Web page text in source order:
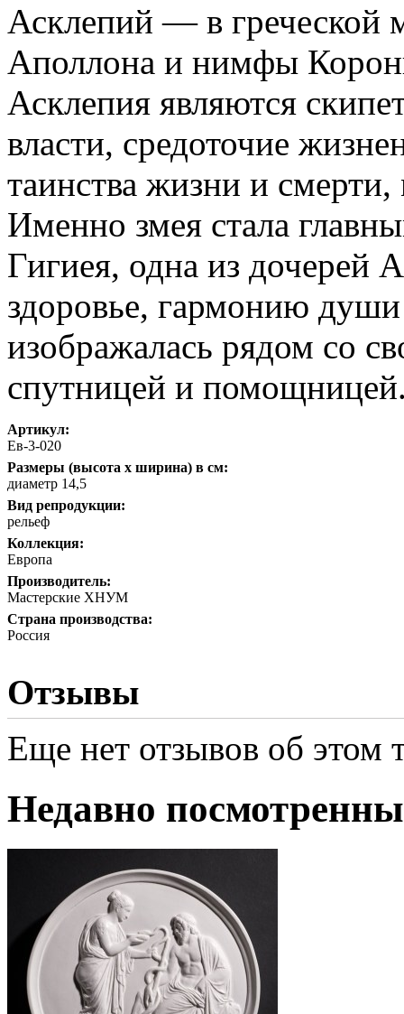
Асклепий — в греческой
Аполлона и нимфы
Асклепия являются
власти, средоточие
таинства жизни и
Именно змея стала
Гигиея, одна из дочерей
здоровье, гармонию души
изображалась рядом со
спутницей и
Артикул:
Ев-3-020
Размеры (высота х ширина) в см:
диаметр 14,5
Вид репродукции:
рельеф
Коллекция:
Европа
Производитель:
Мастерские ХНУМ
Страна производства:
Россия
Отзывы
Еще нет отзывов об этом
Недавно